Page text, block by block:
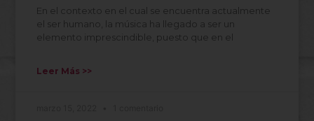
En el contexto en el cual se encuentra actualmente
el ser humano, la música ha llegado a ser un
elemento imprescindible, puesto que en el
Leer Más >>